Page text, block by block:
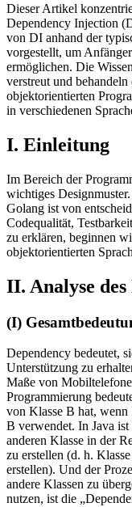
Dieser Artikel
Dependency Injection
von DI anhand der
vorgestellt, um
ermöglichen. Die
verstreut und
objektorientierten
in verschiedenen
I. Einleitung
Im Bereich der
wichtiges
Golang ist von
Codequalität,
zu erklären, beginnen
objektorientierten
II. Analyse
(I)
Dependency bedeutet,
Unterstützung zu
Maße von
Programmierung
von Klasse B hat, wenn
B verwendet. In Java
anderen Klasse in der
zu erstellen (d. h.
erstellen). Und der
andere Klassen zu
nutzen, ist die